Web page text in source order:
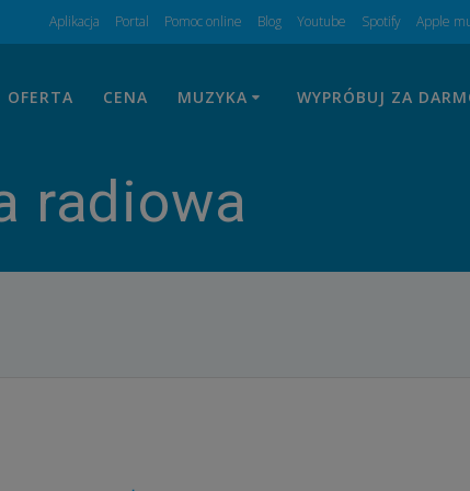
Aplikacja Portal Pomoc online Blog Youtube Spotify Apple
OFERTA CENA MUZYKA WYPRÓBUJ ZA
radiowa